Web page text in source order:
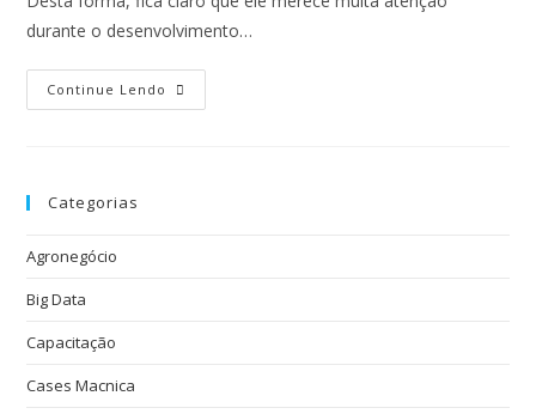
durante o desenvolvimento…
Continue Lendo
Categorias
Agronegócio
Big Data
Capacitação
Cases Macnica